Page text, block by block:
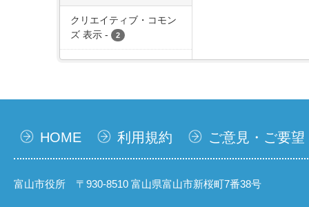
クリエイティブ・コモン
ズ 表示 - 2
HOME 利用規約 ご意見・ご要望
富山市役所 〒930-8510 富山県富山市新桜町7番38号